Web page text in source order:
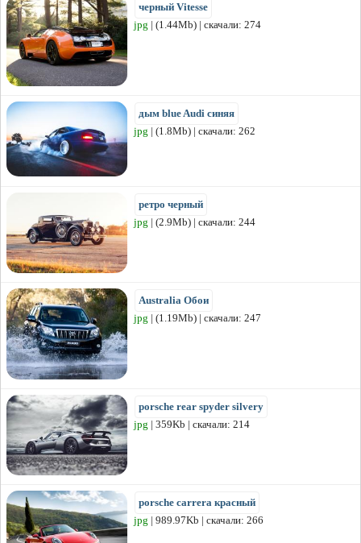
черный Vitesse
jpg | (1.44Mb) | скачали: 274
дым blue Audi синяя
jpg | (1.8Mb) | скачали: 262
ретро черный
jpg | (2.9Mb) | скачали: 244
Australia Обои
jpg | (1.19Mb) | скачали: 247
porsche rear spyder silvery
jpg | 359Kb | скачали: 214
porsche carrera красный
jpg | 989.97Kb | скачали: 266